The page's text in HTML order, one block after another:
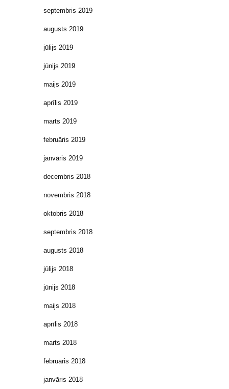
septembris 2019
augusts 2019
jūlijs 2019
jūnijs 2019
maijs 2019
aprīlis 2019
marts 2019
februāris 2019
janvāris 2019
decembris 2018
novembris 2018
oktobris 2018
septembris 2018
augusts 2018
jūlijs 2018
jūnijs 2018
maijs 2018
aprīlis 2018
marts 2018
februāris 2018
janvāris 2018